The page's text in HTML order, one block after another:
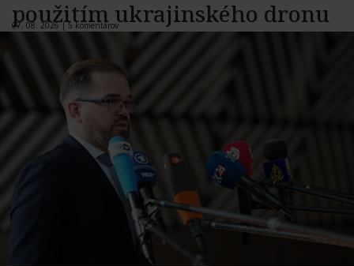
použitím ukrajinského dronu
07. 08. 2026 |5 komentárov